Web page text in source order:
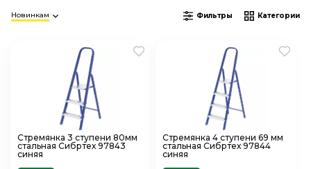
Новинкам Фильтры Категории
Стремянка 3 ступени 80мм
стальная Сибртех 97843
синяя
Стремянка 4 ступени 69 мм
стальная Сибртех 97844
синяя